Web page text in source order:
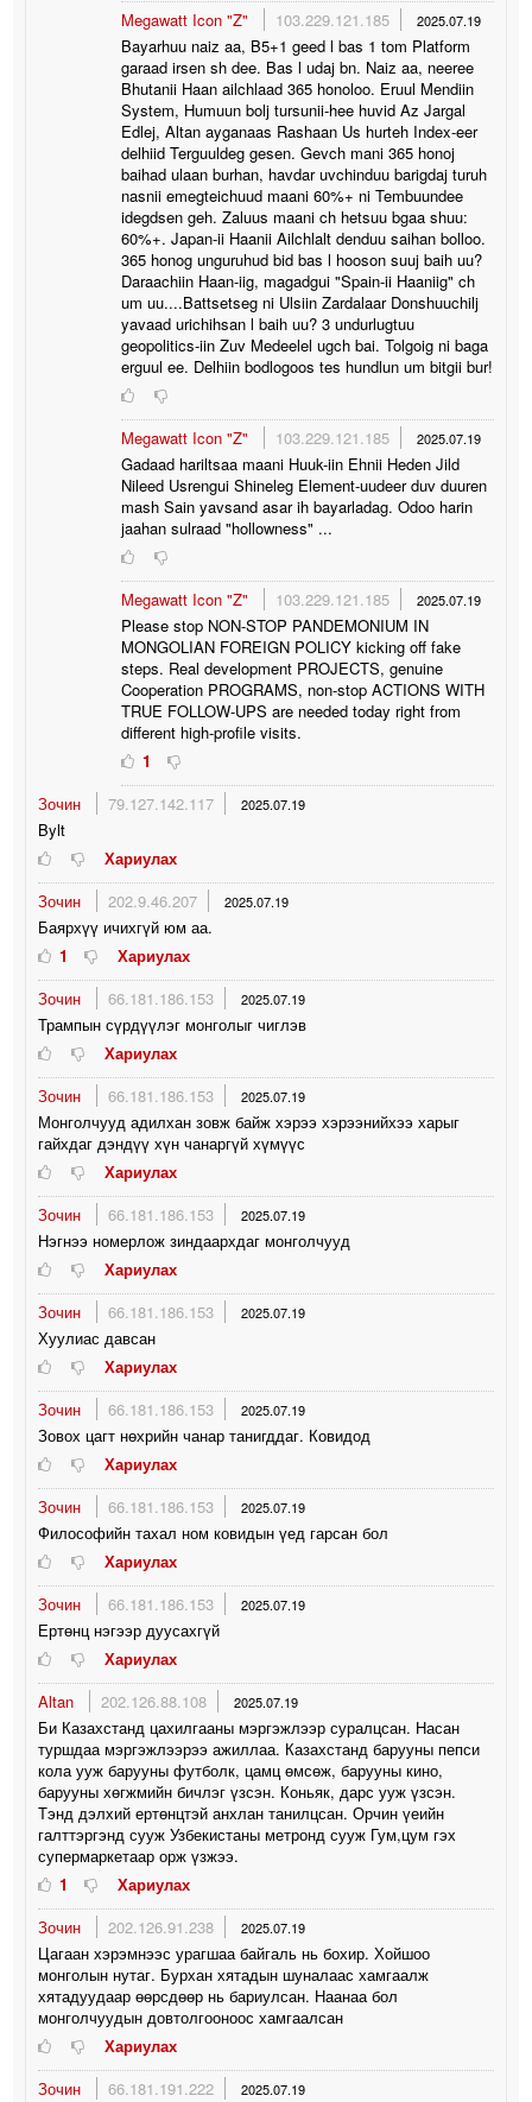
Megawatt Icon "Z" 103.229.121.185 2025.07.19
Bayarhuu naiz aa, B5+1 geed l bas 1 tom Platform
garaad irsen sh dee. Bas l udaj bn. Naiz aa, neeree
Bhutanii Haan ailchlaad 365 honoloo. Eruul Mendiin
System, Humuun bolj tursunii-hee huvid Az Jargal
Edlej, Altan ayganaas Rashaan Us hurteh Index-eer
delhiid Terguuldeg gesen. Gevch mani 365 honoj
baihad ulaan burhan, havdar uvchinduu barigdaj turuh
nasnii emegteichuud maani 60%+ ni Tembuundee
idegdsen geh. Zaluus maani ch hetsuu bgaa shuu:
60%+. Japan-ii Haanii Ailchlalt denduu saihan bolloo.
365 honog unguruhud bid bas l hooson suuj baih uu?
Daraachiin Haan-iig, magadgui "Spain-ii Haaniig" ch
um uu....Battsetseg ni Ulsiin Zardalaar Donshuuchilj
yavaad urichihsan l baih uu? 3 undurlugtuu
geopolitics-iin Zuv Medeelel ugch bai. Tolgoig ni baga
erguul ee. Delhiin bodlogoos tes hundlun um bitgii bur!
Megawatt Icon "Z" 103.229.121.185 2025.07.19
Gadaad hariltsaa maani Huuk-iin Ehnii Heden Jild
Nileed Usrengui Shineleg Element-uudeer duv duuren
mash Sain yavsand asar ih bayarladag. Odoo harin
jaahan sulraad "hollowness" ...
Megawatt Icon "Z" 103.229.121.185 2025.07.19
Please stop NON-STOP PANDEMONIUM IN
MONGOLIAN FOREIGN POLICY kicking off fake
steps. Real development PROJECTS, genuine
Cooperation PROGRAMS, non-stop ACTIONS WITH
TRUE FOLLOW-UPS are needed today right from
different high-profile visits.
1
Зочин
79.127.142.117 2025.07.19
Bylt
Хариулах
Зочин
202.9.46.207 2025.07.19
Баярхүү ичихгүй юм аа.
1
Хариулах
Зочин
66.181.186.153 2025.07.19
Трампын сүрдүүлэг монголыг чиглэв
Хариулах
Зочин
66.181.186.153 2025.07.19
Монголчууд адилхан зовж байж хэрээ хэрээнийхээ харыг
гайхдаг дэндүү хүн чанаргүй хүмүүс
Хариулах
Зочин
66.181.186.153 2025.07.19
Нэгнээ номерлож зиндаархдаг монголчууд
Хариулах
Зочин
66.181.186.153 2025.07.19
Хуулиас давсан
Хариулах
Зочин
66.181.186.153 2025.07.19
Зовох цагт нөхрийн чанар танигддаг. Ковидод
Хариулах
Зочин
66.181.186.153 2025.07.19
Философийн тахал ном ковидын үед гарсан бол
Хариулах
Зочин
66.181.186.153 2025.07.19
Ертөнц нэгээр дуусахгүй
Хариулах
Altan
202.126.88.108 2025.07.19
Би Казахстанд цахилгааны мэргэжлээр суралцсан. Насан
туршдаа мэргэжлээрээ ажиллаа. Казахстанд барууны пепси
кола ууж барууны футболк, цамц өмсөж, барууны кино,
барууны хөгжмийн бичлэг үзсэн. Коньяк, дарс ууж үзсэн.
Тэнд дэлхий ертөнцтэй анхлан танилцсан. Орчин үеийн
галттэргэнд сууж Узбекистаны метронд сууж Гум,цум гэх
супермаркетаар орж үзжээ.
1
Хариулах
Зочин
202.126.91.238 2025.07.19
Цагаан хэрэмнээс урагшаа байгаль нь бохир. Хойшоо
монголын нутаг. Бурхан хятадын шуналаас хамгаалж
хятадуудаар өөрсдөөр нь бариулсан. Наанаа бол
монголчуудын довтолгооноос хамгаалсан
Хариулах
Зочин
66.181.191.222 2025.07.19